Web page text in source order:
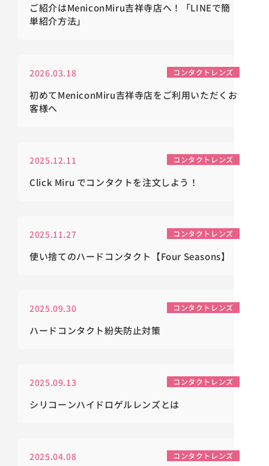
ご紹介はMeniconMiru吉祥寺店へ！「LINEで簡
単紹介方法」
2026.03.18 コンタクトレンズ
初めてMeniconMiru吉祥寺店をご利用いただくお
客様へ
2025.12.11 コンタクトレンズ
Click Miru でコンタクトを注文しよう！
2025.11.27 コンタクトレンズ
使い捨てのハードコンタクト【Four Seasons】
2025.09.30 コンタクトレンズ
ハードコンタクト紛失防止対策
2025.09.13 コンタクトレンズ
シリコーンハイドロゲルレンズとは
2025.04.08 コンタクトレンズ